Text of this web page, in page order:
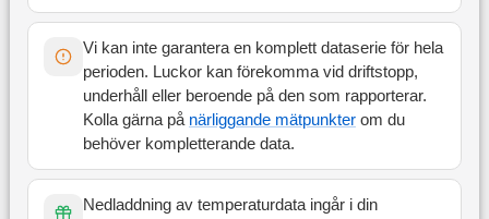
Vi kan inte garantera en komplett dataserie för hela
perioden. Luckor kan förekomma vid driftstopp,
underhåll eller beroende på den som rapporterar.
Kolla gärna på närliggande mätpunkterom du
behöver kompletterande data.
Nedladdning av temperaturdata ingår i din